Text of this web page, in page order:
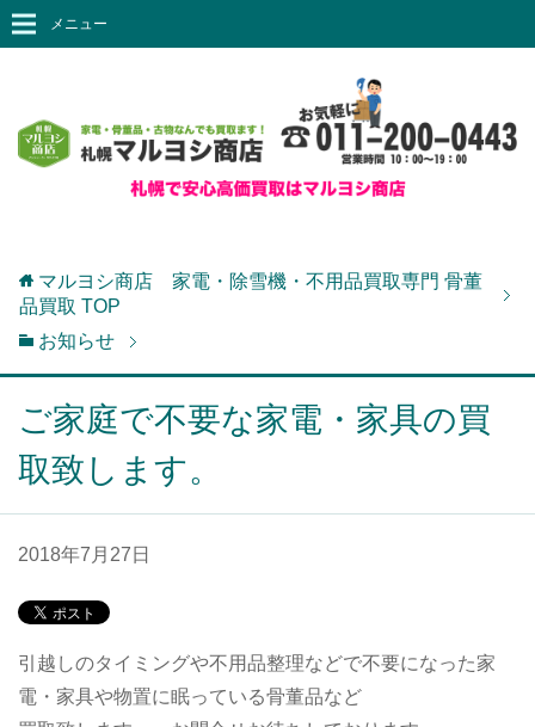
メニュー
マルヨシ商店 家電・除雪機・不用品買取専門 骨董
品買取 TOP
お知らせ
ご家庭で不要な家電・家具の買
取致します。
2018年7月27日
引越しのタイミングや不用品整理などで不要になった家
電・家具や物置に眠っている骨董品など